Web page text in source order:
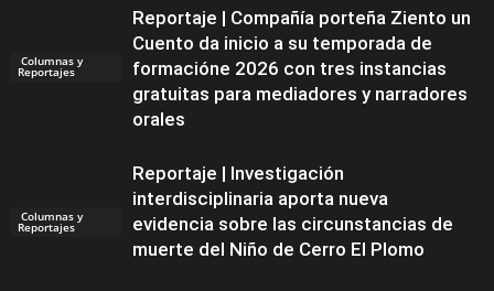
Columnas y
Reportajes
Reportaje | Compañía porteña Ziento un
Cuento da inicio a su temporada de
formacióne 2026 con tres instancias
gratuitas para mediadores y narradores
orales
Columnas y
Reportajes
Reportaje | Investigación
interdisciplinaria aporta nueva
evidencia sobre las circunstancias de
muerte del Niño de Cerro El Plomo